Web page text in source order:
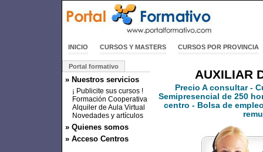
INICIO CURSOS Y MASTERS CURSOS POR PROVINCIA
Portal formativo
» Nuestros servicios
¡ Publicite sus cursos !
Formación Cooperativa
Alquiler de Aula Virtual
Novedades y artículos
» Quienes somos
» Acceso Centros
AUXILIAR
Precio A consultar -
Semipresencial de 250
centro - Bolsa de